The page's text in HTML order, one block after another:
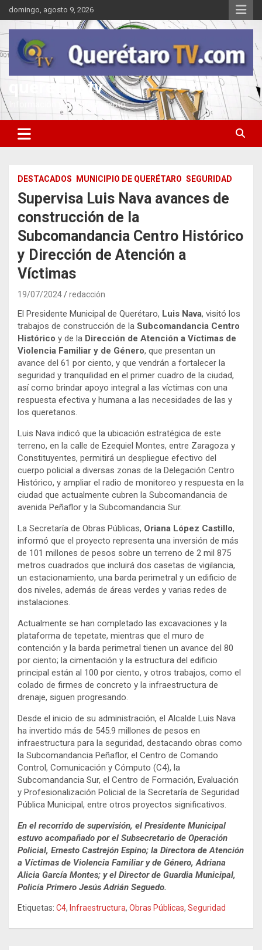
Saltar
al
contenido
domingo, agosto 9, 2026
queretarotv
Información y entretenimiento
DESTACADOS MUNICIPIO DE QUERÉTARO SEGURIDAD
Supervisa Luis Nava avances de
construcción de la
Subcomandancia Centro Histórico
y Dirección de Atención a
Víctimas
19/07/2024 redacción
El Presidente Municipal de Querétaro, Luis Nava, visitó los
trabajos de construcción de la Subcomandancia Centro
Histórico y de la Dirección de Atención a Víctimas de
Violencia Familiar y de Género, que presentan un
avance del 61 por ciento, y que vendrán a fortalecer la
seguridad y tranquilidad en el primer cuadro de la ciudad,
así como brindar apoyo integral a las víctimas con una
respuesta efectiva y humana a las necesidades de las y
los queretanos.
Luis Nava indicó que la ubicación estratégica de este
terreno, en la calle de Ezequiel Montes, entre Zaragoza y
Constituyentes, permitirá un despliegue efectivo del
cuerpo policial a diversas zonas de la Delegación Centro
Histórico, y ampliar el radio de monitoreo y respuesta en la
ciudad que actualmente cubren la Subcomandancia de
avenida Peñaflor y la Subcomandancia Sur.
La Secretaría de Obras Públicas, Oriana López Castillo,
informó que el proyecto representa una inversión de más
de 101 millones de pesos sobre un terreno de 2 mil 875
metros cuadrados que incluirá dos casetas de vigilancia,
un estacionamiento, una barda perimetral y un edificio de
dos niveles, además de áreas verdes y varias redes de
instalaciones.
Actualmente se han completado las excavaciones y la
plataforma de tepetate, mientras que el muro de
contención y la barda perimetral tienen un avance del 80
por ciento; la cimentación y la estructura del edificio
principal están al 100 por ciento, y otros trabajos, como el
colado de firmes de concreto y la infraestructura de
drenaje, siguen progresando.
Desde el inicio de su administración, el Alcalde Luis Nava
ha invertido más de 545.9 millones de pesos en
infraestructura para la seguridad, destacando obras como
la Subcomandancia Peñaflor, el Centro de Comando
Control, Comunicación y Cómputo (C4), la
Subcomandancia Sur, el Centro de Formación, Evaluación
y Profesionalización Policial de la Secretaría de Seguridad
Pública Municipal, entre otros proyectos significativos.
En el recorrido de supervisión, el Presidente Municipal
estuvo acompañado por el Subsecretario de Operación
Policial, Ernesto Castrejón Espino; la Directora de Atención
a Víctimas de Violencia Familiar y de Género, Adriana
Alicia García Montes; y el Director de Guardia Municipal,
Policía Primero Jesús Adrián Seguedo.
Etiquetas: C4, Infraestructura, Obras Públicas, Seguridad